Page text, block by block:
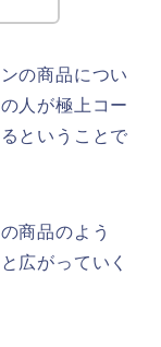
の商品につい
人が極上コー
ということで
商品のよう
広がっていく